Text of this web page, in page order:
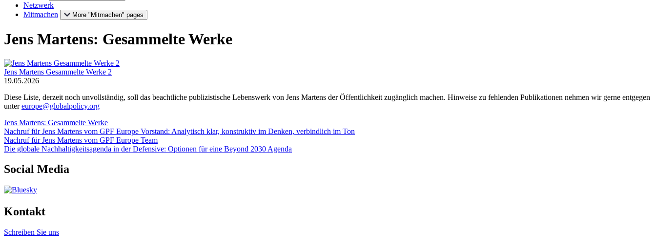
Netzwerk
Mitmachen
More "Mitmachen" pages
Jens Martens: Gesammelte Werke
Jens Martens Gesammelte Werke 2
19.05.2026
Diese Liste, derzeit noch unvollständig, soll das beachtliche publizistische Lebenswerk von Jens Martens der Öffentlichkeit zugänglich machen. Hinweise zu fehlenden Publikationen nehmen wir gerne entgegen
untereurope@globalpolicy.org
Jens Martens: Gesammelte Werke
Nachruf für Jens Martens vom GPF Europe Vorstand: Analytisch klar, konstruktiv im Denken, verbindlich im Ton
Nachruf für Jens Martens vom GPF Europe Team
Die globale Nachhaltigkeitsagenda in der Defensive: Optionen für eine Beyond 2030 Agenda
Social Media
Kontakt
Schreiben Sie uns